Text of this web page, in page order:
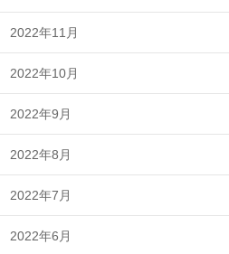
2022年11月
2022年10月
2022年9月
2022年8月
2022年7月
2022年6月